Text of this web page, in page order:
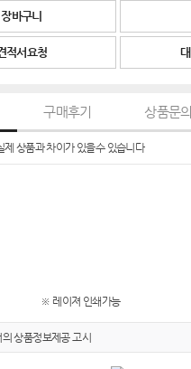
장바구니
적서요청
구매후기 상품문의
제 상품과 차이가 있을수 있습니다
※ 레이져 인쇄가능
상품정보제공 고시